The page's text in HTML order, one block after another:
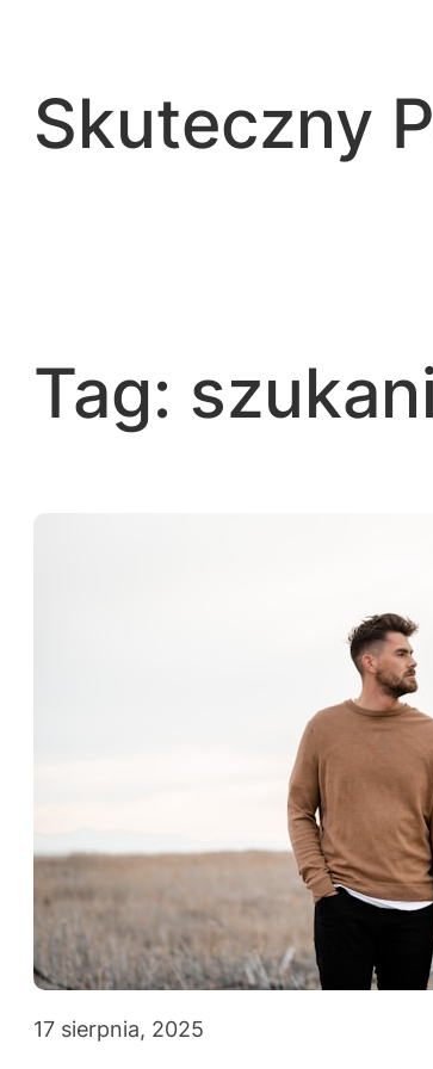
treści
Skuteczny
Tag:
17 sierpnia, 2025